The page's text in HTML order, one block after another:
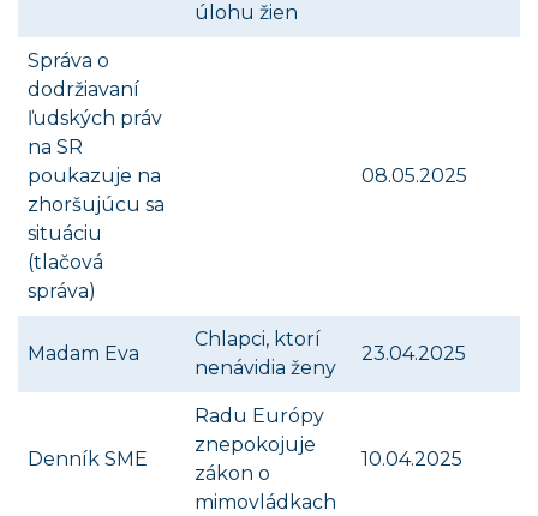
úlohu žien
Správa o
dodržiavaní
ľudských práv
na SR
poukazuje na
zhoršujúcu sa
situáciu
(tlačová
správa)
08.05.2025
Madam Eva
Chlapci, ktorí
nenávidia ženy
23.04.2025
Denník SME
Radu Európy
znepokojuje
zákon o
mimovládkach
10.04.2025